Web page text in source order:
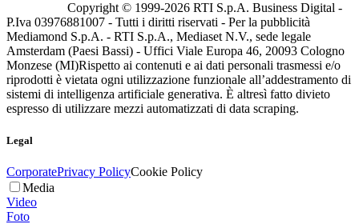
Copyright © 1999-2026 RTI S.p.A. Business Digital -
P.Iva 03976881007 - Tutti i diritti riservati - Per la pubblicità
Mediamond S.p.A. - RTI S.p.A., Mediaset N.V., sede legale
Amsterdam (Paesi Bassi) - Uffici Viale Europa 46, 20093 Cologno
Monzese (MI)Rispetto ai contenuti e ai dati personali trasmessi e/o
riprodotti è vietata ogni utilizzazione funzionale all’addestramento di
sistemi di intelligenza artificiale generativa. È altresì fatto divieto
espresso di utilizzare mezzi automatizzati di data scraping.
Legal
CorporatePrivacy PolicyCookie Policy
Media
Video
Foto